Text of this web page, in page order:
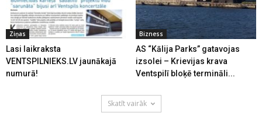
Ziņas
Lasi laikraksta
VENTSPILNIEKS.LV jaunākajā
numurā!
Bizness
AS “Kālija Parks” gatavojas
izsolei – Krievijas krava
Ventspilī bloķē termināli...
Skatīt vairāk